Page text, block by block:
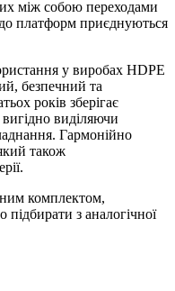
між собою переходами
до платформ приєднуються
у виробах HDPE
безпечний та
років зберігає
виділяючи
Гармонійно
також
комплектом,
з аналогічної